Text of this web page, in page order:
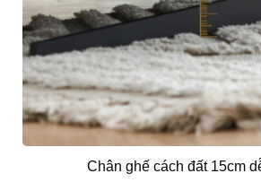
Chân ghế cách đất 15cm